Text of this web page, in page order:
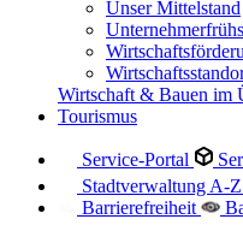
Unser Mittelstand
Wirtschaft & Bauen im
Tourismus
Service-Portal
Stadtverwaltung A-Z
Barrierefreiheit